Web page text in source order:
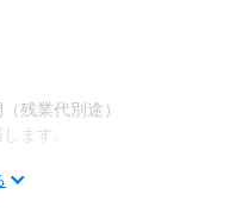
。
残業代別途）
ます。